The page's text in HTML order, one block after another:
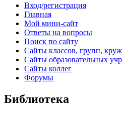
Вход/регистрация
Главная
Мой мини-сайт
Ответы на вопросы
Поиск по сайту
Сайты классов, групп,
Сайты образовательных
Сайты коллег
Форумы
Библиотека